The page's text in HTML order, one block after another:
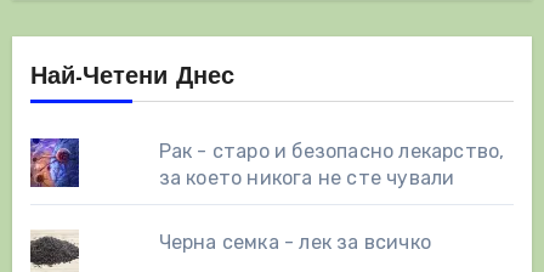
Най-Четени Днес
Рак - старо и безопасно лекарство,
за което никога не сте чували
Черна семка - лек за всичко